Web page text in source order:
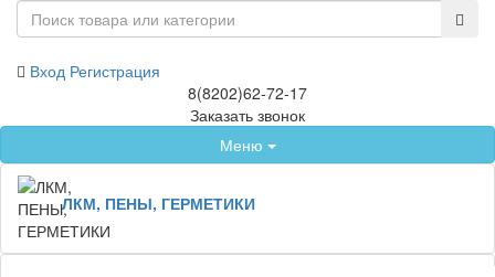
Вход Регистрация
8(8202)62-72-17
Заказать звонок
Меню
ЛКМ, ПЕНЫ, ГЕРМЕТИКИ